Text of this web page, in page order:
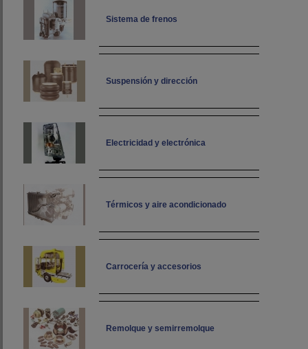
Sistema de frenos
Suspensión y dirección
Electricidad y electrónica
Térmicos y aire acondicionado
Carrocería y accesorios
Remolque y semirremolque